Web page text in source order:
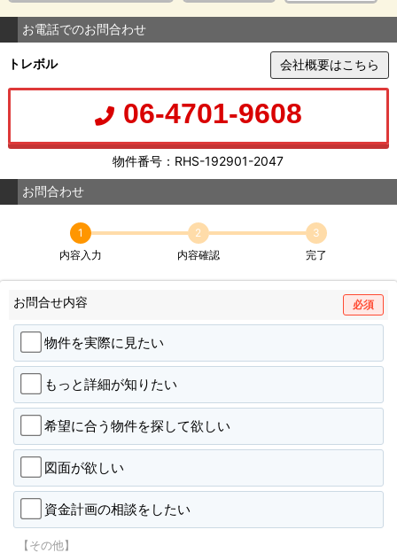
お電話でのお問合わせ
トレボル 会社概要はこちら
06-4701-9608
物件番号：RHS-192901-2047
お問合わせ
1
内容入力
2
内容確認
3
完了
お問合せ内容 必須
物件を実際に見たい
もっと詳細が知りたい
希望に合う物件を探して欲しい
図面が欲しい
資金計画の相談をしたい
【その他】